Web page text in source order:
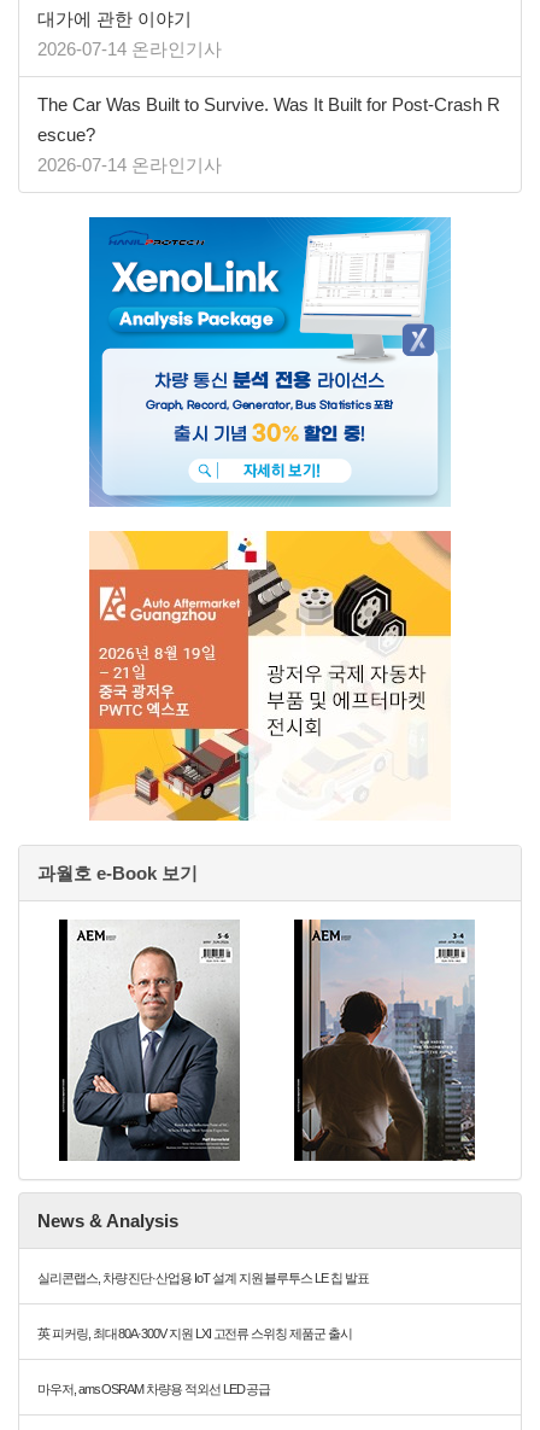
대가에 관한 이야기
2026-07-14 온라인기사
The Car Was Built to Survive. Was It Built for Post-Crash R
escue?
2026-07-14 온라인기사
과월호 e-Book 보기
News & Analysis
실리콘랩스, 차량 진단·산업용 IoT 설계 지원 블루투스 LE 칩 발표
英 피커링, 최대 80A·300V 지원 LXI 고전류 스위칭 제품군 출시
마우저, ams OSRAM 차량용 적외선 LED 공급